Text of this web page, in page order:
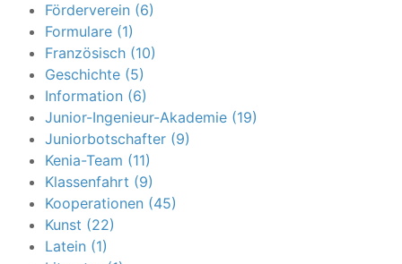
Förderverein (6)
Formulare (1)
Französisch (10)
Geschichte (5)
Information (6)
Junior-Ingenieur-Akademie (19)
Juniorbotschafter (9)
Kenia-Team (11)
Klassenfahrt (9)
Kooperationen (45)
Kunst (22)
Latein (1)